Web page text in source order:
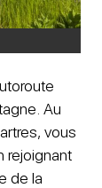
Au
vous
rejoignant
de la